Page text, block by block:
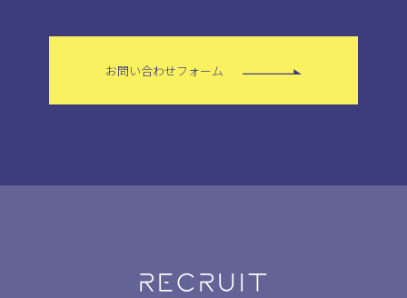
お問い合わせフォーム
RECRUIT